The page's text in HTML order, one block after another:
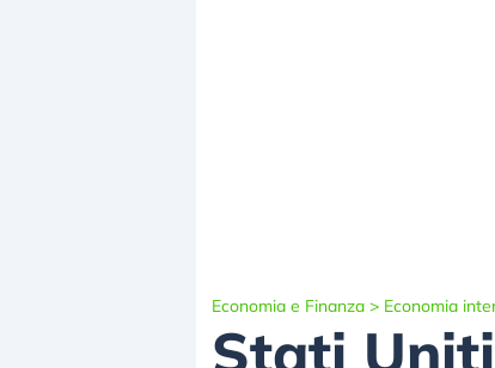
Economia e Finanza > Economia
Stati